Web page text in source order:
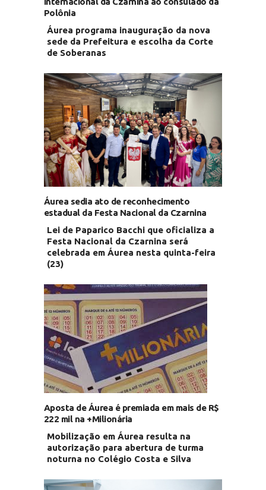
Polônia
Áurea programa inauguração da nova
sede da Prefeitura e escolha da Corte
de Soberanas
Áurea sedia ato de reconhecimento
estadual da Festa Nacional da Czarnina
Lei de Paparico Bacchi que oficializa a
Festa Nacional da Czarnina será
celebrada em Áurea nesta quinta-feira
(23)
Aposta de Áurea é premiada em mais de R$
222 mil na +Milionária
Mobilização em Áurea resulta na
autorização para abertura de turma
noturna no Colégio Costa e Silva